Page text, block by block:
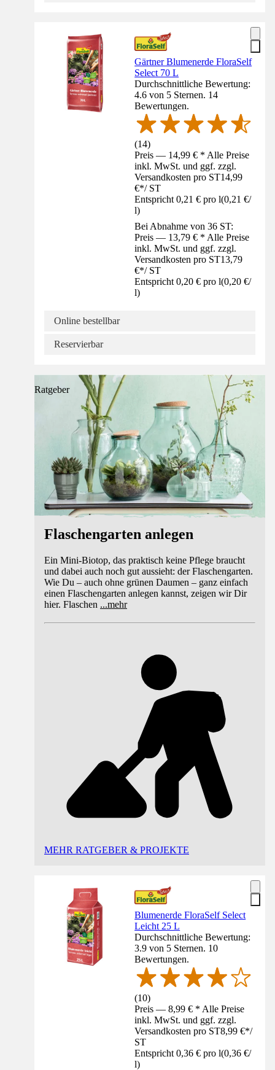
Gärtner Blumenerde FloraSelf
Select 70 L
Durchschnittliche Bewertung:
4.6 von 5 Sternen. 14
Bewertungen.
(14)
Preis — 14,99 € * Alle Preise
inkl. MwSt. und ggf. zzgl.
Versandkosten pro ST14,99
€*/ ST
Entspricht 0,21 € pro l(0,21 €/
l)
Bei Abnahme von 36 ST:
Preis — 13,79 € * Alle Preise
inkl. MwSt. und ggf. zzgl.
Versandkosten pro ST13,79
€*/ ST
Entspricht 0,20 € pro l(0,20 €/
l)
Online bestellbar
Reservierbar
Ratgeber
Flaschengarten anlegen
Ein Mini-Biotop, das praktisch keine Pflege braucht
und dabei auch noch gut aussieht: der Flaschengarten.
Wie Du – auch ohne grünen Daumen – ganz einfach
einen Flaschengarten anlegen kannst, zeigen wir Dir
hier. Flaschen ...mehr
MEHR RATGEBER & PROJEKTE
Blumenerde FloraSelf Select
Leicht 25 L
Durchschnittliche Bewertung:
3.9 von 5 Sternen. 10
Bewertungen.
(10)
Preis — 8,99 € * Alle Preise
inkl. MwSt. und ggf. zzgl.
Versandkosten pro ST8,99 €*/
ST
Entspricht 0,36 € pro l(0,36 €/
l)